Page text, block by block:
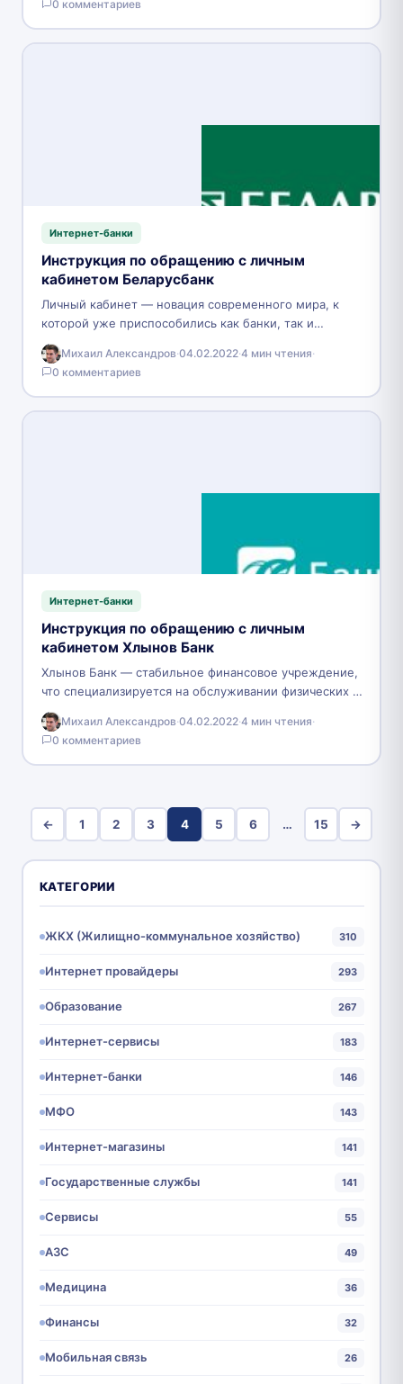
торговлей разнообразных активов. Многие…
0 комментариев
Интернет-банки
Инструкция по обращению с личным
кабинетом Беларусбанк
Личный кабинет — новация современного мира, к
которой уже приспособились как банки, так и
клиенты. Возможность управлять своими финансами
и контролировать транзакции…
Михаил Александров·04.02.2022·4 мин чтения·
0 комментариев
Интернет-банки
Инструкция по обращению с личным
кабинетом Хлынов Банк
Хлынов Банк — стабильное финансовое учреждение,
что специализируется на обслуживании физических и
юридических лиц. Банк развивается вместе с
запросами клиентов, поэтому нововведения…
Михаил Александров·04.02.2022·4 мин чтения·
0 комментариев
← 1 2 3 4 5 6 … 15 →
КАТЕГОРИИ
ЖКХ (Жилищно-коммунальное хозяйство) 310
Интернет провайдеры 293
Образование 267
Интернет-сервисы 183
Интернет-банки 146
МФО 143
Интернет-магазины 141
Государственные службы 141
Сервисы 55
АЗС 49
Медицина 36
Финансы 32
Мобильная связь 26